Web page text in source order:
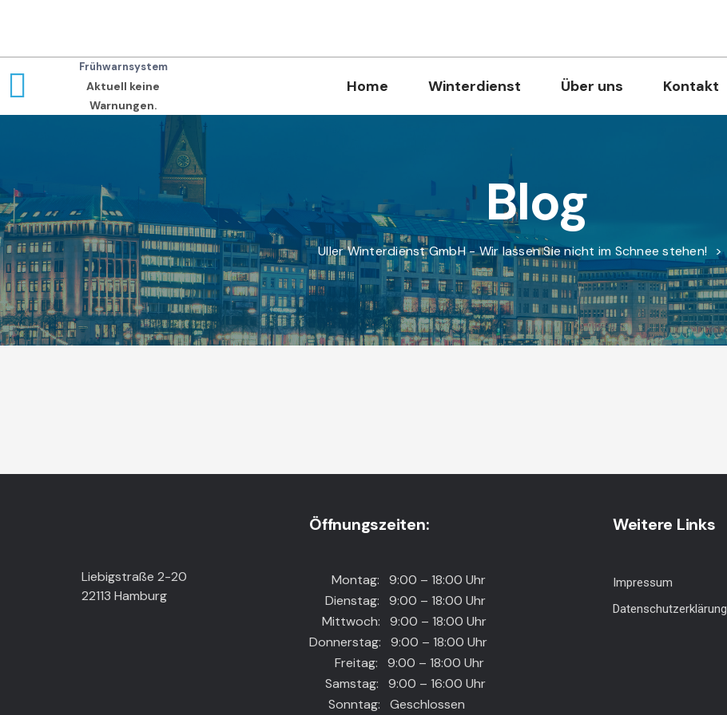
Frühwarnsystem
Aktuell keine
Warnungen.
Home Winterdienst Über uns Kontakt
Blog
Uller Winterdienst GmbH - Wir lassen Sie nicht im Schnee stehen! >
Liebigstraße 2-20
22113 Hamburg
Öffnungszeiten:
Montag: 9:00 – 18:00 Uhr
Dienstag: 9:00 – 18:00 Uhr
Mittwoch: 9:00 – 18:00 Uhr
Donnerstag: 9:00 – 18:00 Uhr
Freitag: 9:00 – 18:00 Uhr
Samstag: 9:00 – 16:00 Uhr
Sonntag: Geschlossen
Weitere Links
Impressum
Datenschutzerklärung